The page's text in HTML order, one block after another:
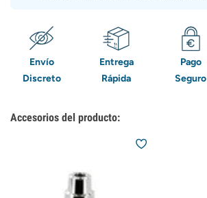
Envío
Discreto
Entrega
Rápida
Pago
Seguro
Accesorios del producto: